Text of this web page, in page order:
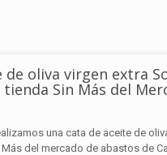
de oliva virgen extra
Sin Más del
una cata de aceite de
Más del mercado de abastos de